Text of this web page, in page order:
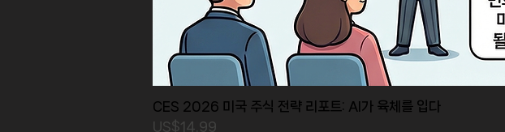
CES 2026 미국 주식 전략 리포트: AI가 육체를 입다
가격
US$14.99